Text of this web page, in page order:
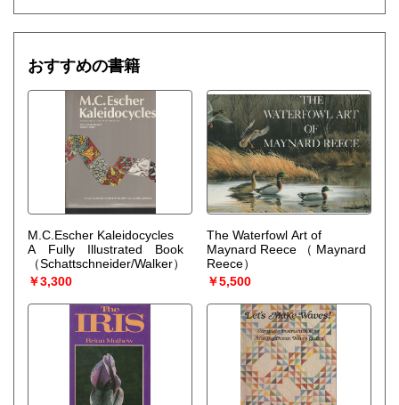
おすすめの書籍
M.C.Escher Kaleidocycles
A Fully Illustrated Book
（Schattschneider/Walker）
￥3,300
The Waterfowl Art of
Maynard Reece
（ Maynard
Reece）
￥5,500